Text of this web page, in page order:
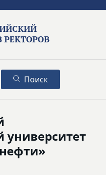
Поиск
университет